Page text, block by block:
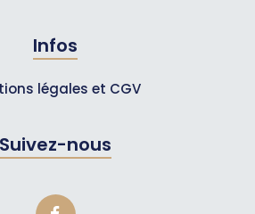
Infos
légales et CGV
Suivez-nous